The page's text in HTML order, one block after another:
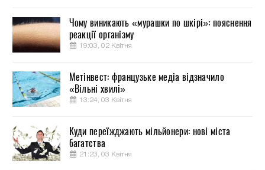
Чому виникають «мурашки по шкірі»: пояснення
реакції організму
19:03, 02 Квітня
Метінвест: французьке медіа відзначило
«Вільні хвилі»
13:24, 03 Квітня
Куди переїжджають мільйонери: нові міста
багатства
21:23, 03 Квітня